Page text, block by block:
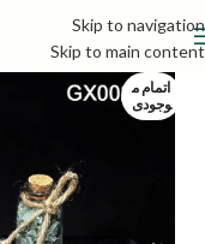
Skip to navigation
Skip to main content
اتمام م
وجودی